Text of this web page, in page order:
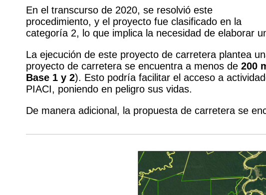
En el transcurso de 2020, se resolvió este
procedimiento, y el proyecto fue clasificado en la
categoría 2, lo que implica la necesidad de elaborar
La ejecución de este proyecto de carretera plantea
proyecto de carretera se encuentra a menos de 200
Base 1 y 2). Esto podría facilitar el acceso a
PIACI, poniendo en peligro sus vidas.
De manera adicional, la propuesta de carretera se